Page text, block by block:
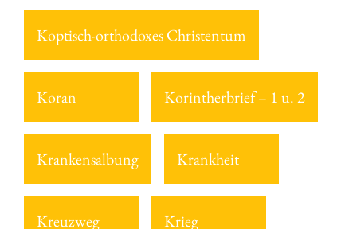
Koptisch-orthodoxes Christentum
Koran Korintherbrief – 1 u. 2
Krankensalbung Krankheit
Kreuzweg Krieg